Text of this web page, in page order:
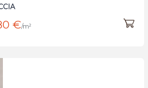
€/m²